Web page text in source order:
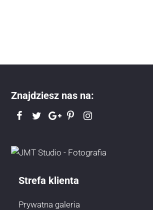
Znajdziesz nas na:
Strefa klienta
Prywatna galeria